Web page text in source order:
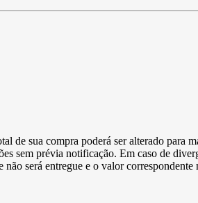
de sua compra poderá ser alterado para
sem prévia notificação. Em caso de
será entregue e o valor